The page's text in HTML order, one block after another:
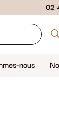
02
nous